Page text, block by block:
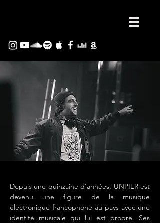
Depuis une quinzaine d’années, UNPIER est
devenu une figure de la musique
électronique francophone au pays avec une
identité musicale qui lui est propre. Ses